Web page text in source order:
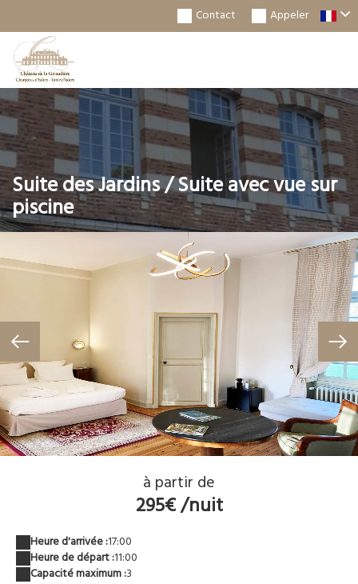
Appeler
Contact
Suite des Jardins / Suite avec vue sur
piscine
IMG_1331
à partir de
295€ /nuit
Heure d'arrivée :17:00
Heure de départ :11:00
Capacité maximum :3